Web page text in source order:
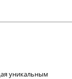
уникальным